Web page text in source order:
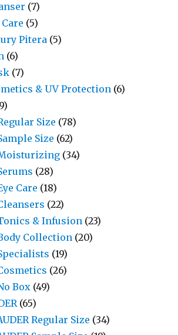
(7)
(5)
Pitera (5)
(6)
(7)
& UV Protection (6)
Size (78)
Size (62)
(34)
(28)
Care (18)
(22)
& Infusion (23)
Collection (20)
(19)
(26)
Box (49)
(65)
Regular Size (34)